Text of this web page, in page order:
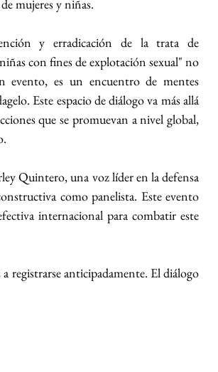
mujeres y niñas.
y erradicación de la trata de
con fines de explotación sexual" no
evento, es un encuentro de mentes
Este espacio de diálogo va más allá
que se promuevan a nivel global,
Quintero, una voz líder en la defensa
como panelista. Este evento
internacional para combatir este
a registrarse anticipadamente. El diálogo